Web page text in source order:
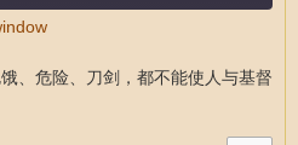
、危险、刀剑，都不能使人与基督